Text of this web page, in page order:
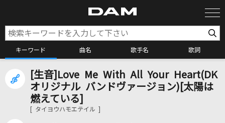
キーワード 曲名 歌手名 歌詞
カラオケ検索
カラオケ店舗検索
[生音]Love Me With All Your Heart(DK
オリジナル バンドヴァージョン)[太陽は
燃えている]
[ タイヨウハモエテイル ]